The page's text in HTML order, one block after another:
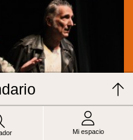
Mi espacio